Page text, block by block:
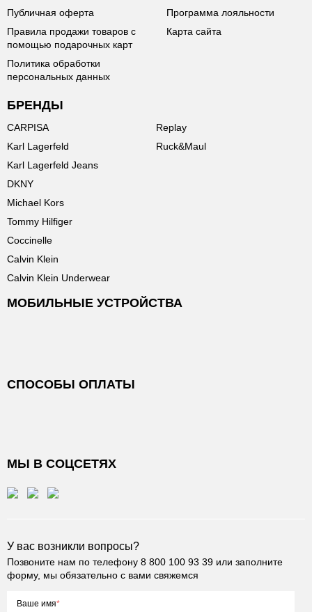
Публичная оферта
Правила продажи товаров с
помощью подарочных карт
Политика обработки
персональных данных
Программа лояльности
Карта сайта
БРЕНДЫ
CARPISA
Karl Lagerfeld
Karl Lagerfeld Jeans
DKNY
Michael Kors
Tommy Hilfiger
Coccinelle
Calvin Klein
Calvin Klein Underwear
Replay
Ruck&Maul
МОБИЛЬНЫЕ УСТРОЙСТВА
СПОСОБЫ ОПЛАТЫ
МЫ В СОЦСЕТЯХ
У вас возникли вопросы?
Позвоните нам по телефону 8 800 100 93 39 или заполните
форму, мы обязательно с вами свяжемся
Ваше имя